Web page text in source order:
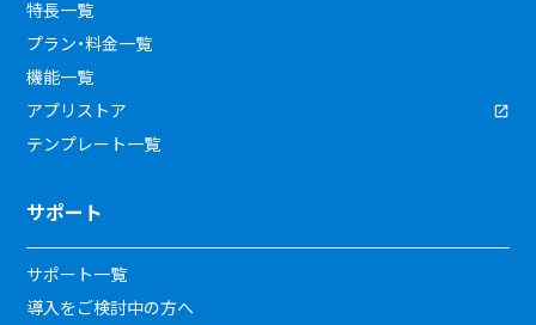
特長一覧
プラン・料金一覧
機能一覧
アプリストア
テンプレート一覧
サポート
サポート一覧
導入をご検討中の方へ